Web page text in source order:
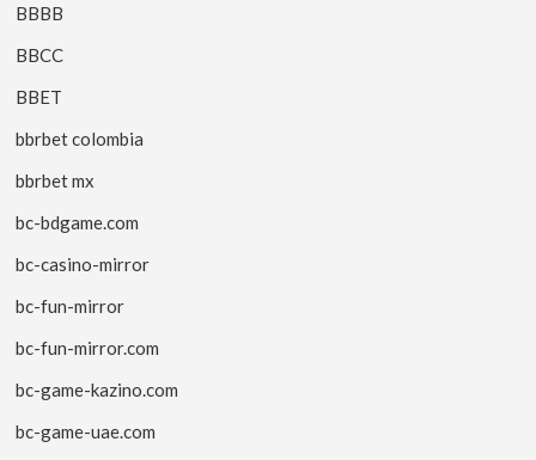
BBBB
BBCC
BBET
bbrbet colombia
bbrbet mx
bc-bdgame.com
bc-casino-mirror
bc-fun-mirror
bc-fun-mirror.com
bc-game-kazino.com
bc-game-uae.com